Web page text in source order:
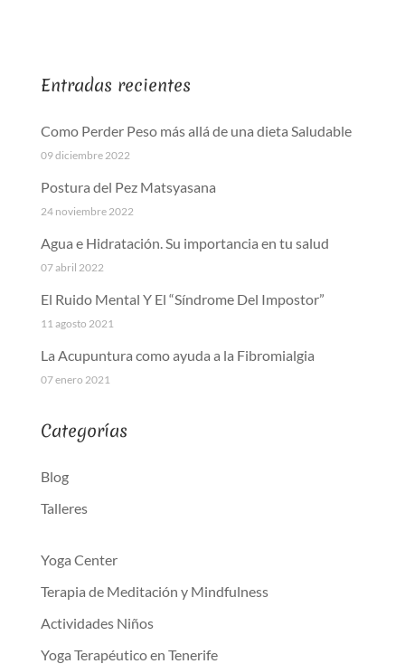
Entradas recientes
Como Perder Peso más allá de una dieta Saludable
09 diciembre 2022
Postura del Pez Matsyasana
24 noviembre 2022
Agua e Hidratación. Su importancia en tu salud
07 abril 2022
El Ruido Mental Y El “Síndrome Del Impostor”
11 agosto 2021
La Acupuntura como ayuda a la Fibromialgia
07 enero 2021
Categorías
Blog
Talleres
Yoga Center
Terapia de Meditación y Mindfulness
Actividades Niños
Yoga Terapéutico en Tenerife